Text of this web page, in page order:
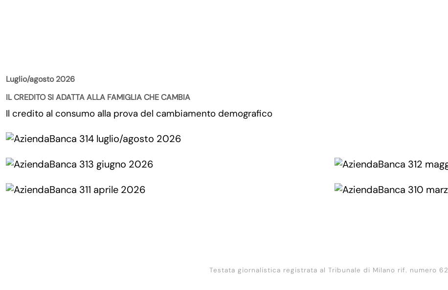
Luglio/agosto 2026
IL CREDITO SI ADATTA ALLA FAMIGLIA CHE CAMBIA
Il credito al consumo alla prova del cambiamento demografico
Testata giornalistica registrata al Tribunale di Milano rif. numero 62